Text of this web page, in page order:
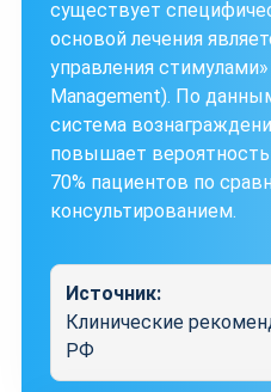
существует
основой лечения
управления
Management). По
система
повышает
70% пациентов по
консультированием.
Источник:
Клинические
РФ